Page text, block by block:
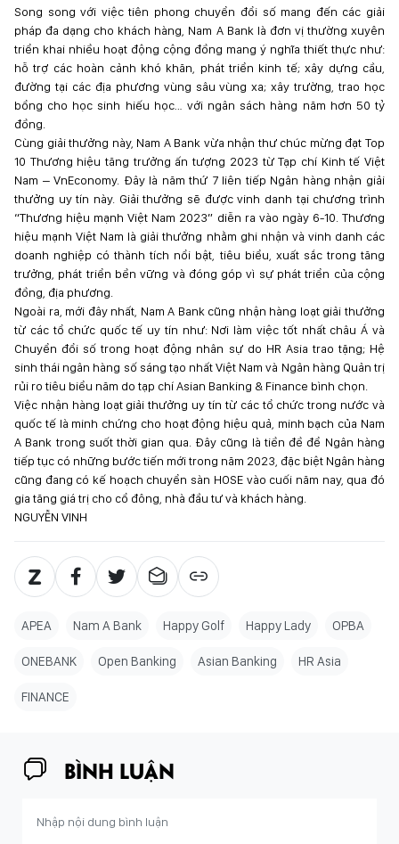
Song song với việc tiên phong chuyển đổi số mang đến các giải
pháp đa dạng cho khách hàng, Nam A Bank là đơn vị thường xuyên
triển khai nhiều hoạt động cộng đồng mang ý nghĩa thiết thực như:
hỗ trợ các hoàn cảnh khó khăn, phát triển kinh tế; xây dựng cầu,
đường tại các địa phương vùng sâu vùng xa; xây trường, trao học
bổng cho học sinh hiếu học… với ngân sách hàng năm hơn 50 tỷ
đồng.
Cùng giải thưởng này, Nam A Bank vừa nhận thư chúc mừng đạt Top
10 Thương hiệu tăng trưởng ấn tượng 2023 từ Tạp chí Kinh tế Việt
Nam – VnEconomy. Đây là năm thứ 7 liên tiếp Ngân hàng nhận giải
thưởng uy tín này. Giải thưởng sẽ được vinh danh tại chương trình
“Thương hiệu mạnh Việt Nam 2023” diễn ra vào ngày 6-10. Thương
hiệu mạnh Việt Nam là giải thưởng nhằm ghi nhận và vinh danh các
doanh nghiệp có thành tích nổi bật, tiêu biểu, xuất sắc trong tăng
trưởng, phát triển bền vững và đóng góp vì sự phát triển của cộng
đồng, địa phương.
Ngoài ra, mới đây nhất, Nam A Bank cũng nhận hàng loạt giải thưởng
từ các tổ chức quốc tế uy tín như: Nơi làm việc tốt nhất châu Á và
Chuyển đổi số trong hoạt động nhân sự do HR Asia trao tặng; Hệ
sinh thái ngân hàng số sáng tạo nhất Việt Nam và Ngân hàng Quản trị
rủi ro tiêu biểu năm do tạp chí Asian Banking & Finance bình chọn.
Việc nhận hàng loạt giải thưởng uy tín từ các tổ chức trong nước và
quốc tế là minh chứng cho hoạt động hiệu quả, minh bạch của Nam
A Bank trong suốt thời gian qua. Đây cũng là tiền đề để Ngân hàng
tiếp tục có những bước tiến mới trong năm 2023, đặc biệt Ngân hàng
cũng đang có kế hoạch chuyển sàn HOSE vào cuối năm nay, qua đó
gia tăng giá trị cho cổ đông, nhà đầu tư và khách hàng.
NGUYỄN VINH
APEA Nam A Bank Happy Golf Happy Lady OPBA
ONEBANK Open Banking Asian Banking HR Asia
FINANCE
BÌNH LUẬN